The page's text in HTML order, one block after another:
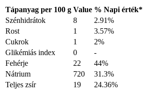
Tápanyag per 100 g Value % Napi érték*
Szénhidrátok
8
2.91%
Rost
1
3.57%
Cukrok
1
2%
Glikémiás index
0
-
Fehérje
22
44%
Nátrium
720
31.3%
Teljes zsír
19 24.36%